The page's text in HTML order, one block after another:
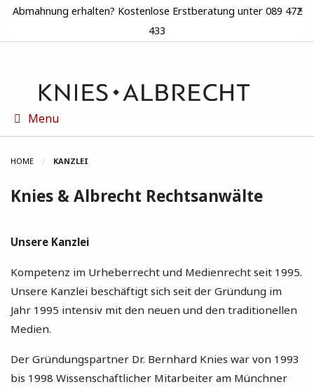
Abmahnung erhalten? Kostenlose Erstberatung unter 089 472
433
×
Menu
HOME KANZLEI
Knies & Albrecht Rechtsanwälte
Unsere Kanzlei
Kompetenz im Urheberrecht und Medienrecht seit 1995.
Unsere Kanzlei beschäftigt sich seit der Gründung im
Jahr 1995 intensiv mit den neuen und den traditionellen
Medien.
Der Gründungspartner Dr. Bernhard Knies war von 1993
bis 1998 Wissenschaftlicher Mitarbeiter am Münchner